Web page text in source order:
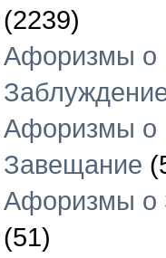
(2239)
Афоризмы о
Афоризмы о
Завещание
Афоризмы о
(51)